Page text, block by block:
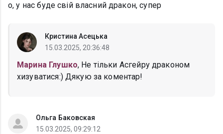
о, у нас буде свій власний дракон, супер
Кристина Асецька
15.03.2025, 20:36:48
Марина Глушко, Не тільки Асгейру драконом
хизуватися:) Дякую за коментар!
Ольга Баковская
15.03.2025, 09:29:12